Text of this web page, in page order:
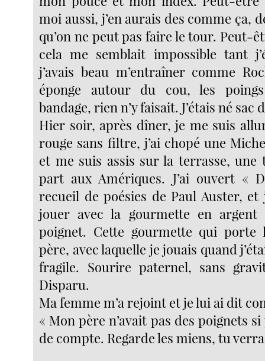
moi aussi, j’en aurais des comme ça,
qu’on ne peut pas faire le tour. Peut-
cela me semblait impossible tant
j’avais beau m’entraîner comme
éponge autour du cou, les
bandage, rien n’y faisait. J’étais né sac
Hier soir, après dîner, je me suis
rouge sans filtre, j’ai chopé une
et me suis assis sur la terrasse, une
part aux Amériques. J’ai ouvert «
recueil de poésies de Paul Auster, et
jouer avec la gourmette en
poignet. Cette gourmette qui
père, avec laquelle je jouais quand
fragile. Sourire paternel, sans
Disparu.
Ma femme m’a rejoint et je lui ai dit
« Mon père n’avait pas des poignets
de compte. Regarde les miens, tu